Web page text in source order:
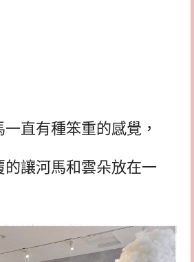
直有種笨重的感覺，
的讓河馬和雲朵放在一